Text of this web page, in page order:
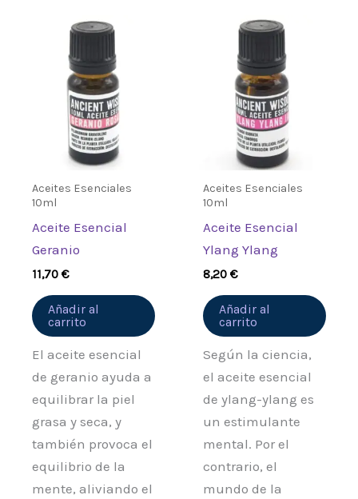
Aceites Esenciales
10ml
Aceite Esencial
Geranio
11,70€
Añadir al
carrito
El aceite esencial
de geranio ayuda a
equilibrar la piel
grasa y seca, y
también provoca el
equilibrio de la
mente, aliviando el
Aceites Esenciales
10ml
Aceite Esencial
Ylang Ylang
8,20€
Añadir al
carrito
Según la ciencia,
el aceite esencial
de ylang-ylang es
un estimulante
mental. Por el
contrario, el
mundo de la